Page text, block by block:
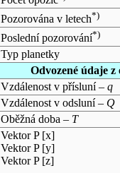
Pozorována v letech*)
Poslední pozorování*)
Typ planetky
Odvozené údaje
Vzdálenost v přísluní – q
Vzdálenost v odsluní – Q
Oběžná doba – T
Vektor P [x]
Vektor P [y]
Vektor P [z]